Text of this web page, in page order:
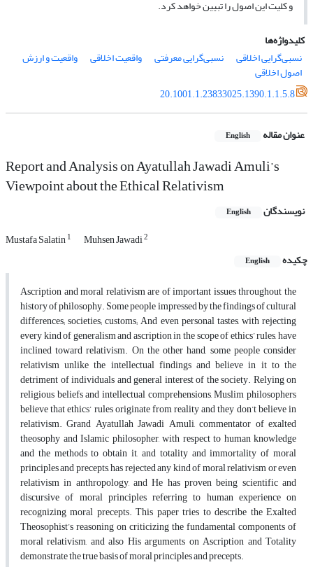
و کلیت این اصول را تبیین خواهد کرد.
کلیدواژه‌ها
نسبی‌گرایی اخلاقی
نسبی‌گرایی معرفتی واقعیت اخلاقی واقعیت و ارزش
اصول اخلاقی
20.1001.1.23833025.1390.1.1.5.8
عنوان مقاله English
Report and Analysis on Ayatullah Jawadi Amuli’s
Viewpoint about the Ethical Relativism
نویسندگان English
Mustafa Salatin1 Muhsen Jawadi2
چکیده English
Ascription and moral relativism are of important issues throughout the
history of philosophy. Some people impressed by the findings of cultural
differences; societies; customs; And even personal tastes, with rejecting
every kind of generalism and ascription in the scope of ethics’ rules, have
inclined toward relativism. On the other hand, some people consider
relativism unlike the intellectual findings and believe in it to the
detriment of individuals and general interest of the society. Relying on
religious beliefs and intellectual comprehensions, Muslim philosophers
believe that ethics’ rules originate from reality and they don’t believe in
relativism. Grand Ayatullah Jawadi Amuli, commentator of exalted
theosophy and Islamic philosopher, with respect to human knowledge
and the methods to obtain it, and totality and immortality of moral
principles and precepts, has rejected any kind of moral relativism or even
relativism in anthropology, and He has proven being scientific and
discursive of moral principles referring to human experience on
recognizing moral precepts. This paper tries to describe the Exalted
Theosophist’s reasoning on criticizing the fundamental components of
moral relativism, and also His arguments on Ascription and Totality
demonstrate the true basis of moral principles and precepts.